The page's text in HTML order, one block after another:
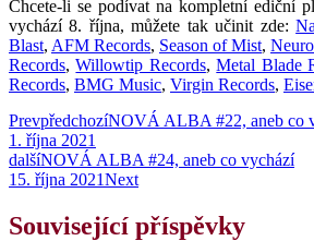
Chcete-li se podívat na kompletní ediční
vychází 8. října, můžete tak učinit zde:
Blast, AFM Records, Season of Mist,
Records,Willowtip Records,Metal Blade
Records, BMG Music, Virgin Records,
PrevpředchozíNOVÁ ALBA #22, aneb co
1. října 2021
dalšíNOVÁ ALBA #24, aneb co vychází
15. října 2021Next
Související příspěvky